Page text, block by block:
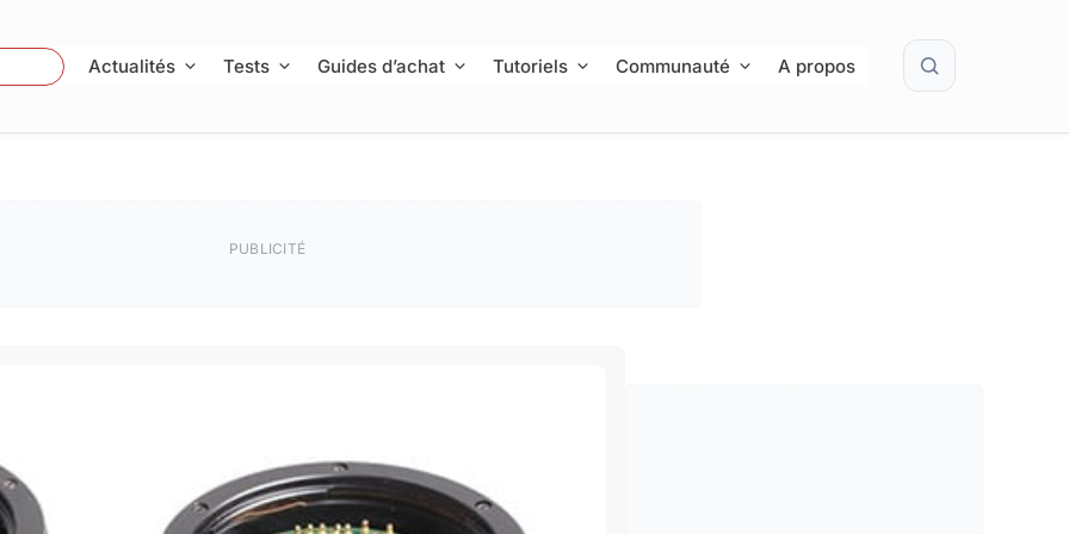
Actualités Tests Guides d’achat Tutoriels Communauté A propos Rechercher
PUBLICITÉ